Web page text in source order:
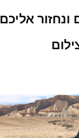
ונחזור אליכם